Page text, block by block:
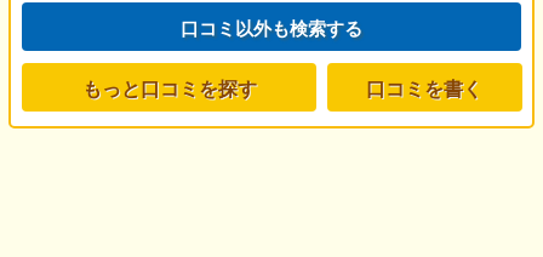
口コミ以外も検索する
もっと口コミを探す 口コミを書く